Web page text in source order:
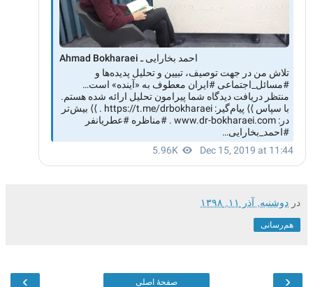
در دوشنبه, آذر ۱۱, ۱۳۹۸
هم‌رسانی
‹
› صفحهٔ اصلی